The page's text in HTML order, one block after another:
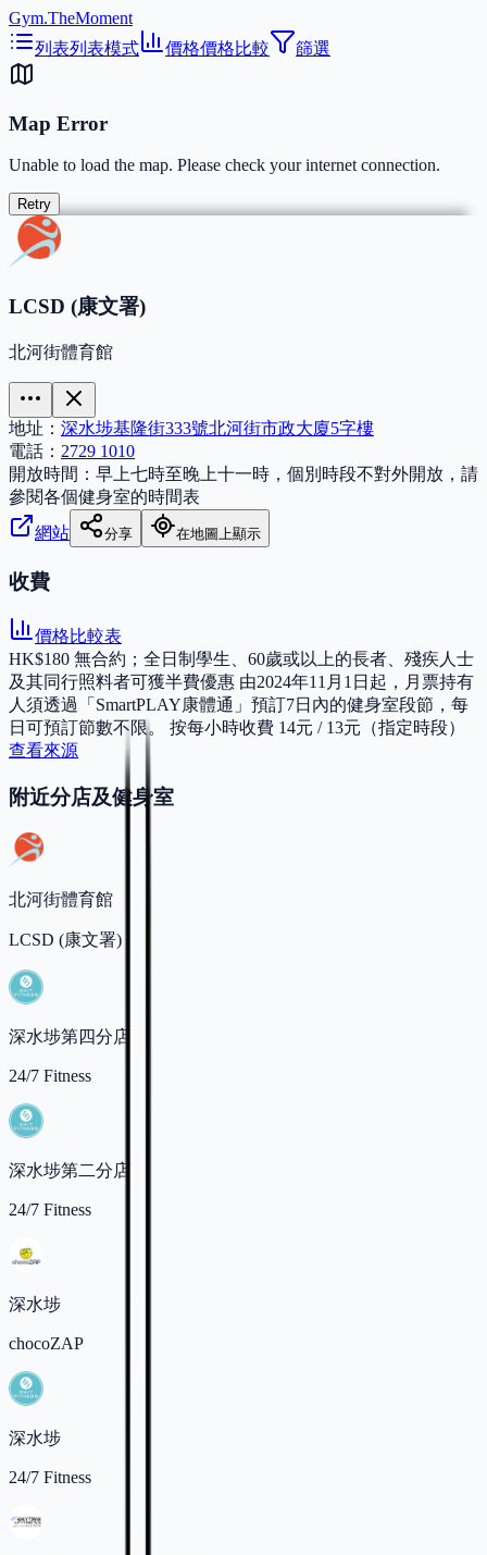
Gym.TheMoment
列表列表模式 價格價格比較 篩選
Map Error
Unable to load the map. Please check your internet connection.
Retry
LCSD (康文署)
北河街體育館
地址： 深水埗基隆街333號北河街市政大廈5字樓
電話： 2729 1010
開放時間： 早上七時至晚上十一時，個別時段不對外開放，請
參閱各個健身室的時間表
網站
分享 在地圖上顯示
收費
價格比較表
HK$180 無合約；全日制學生、60歲或以上的長者、殘疾人士
及其同行照料者可獲半費優惠 由2024年11月1日起，月票持有
人須透過「SmartPLAY康體通」預訂7日內的健身室段節，每
日可預訂節數不限。 按每小時收費 14元 / 13元（指定時段）
查看來源
附近分店及健身室
北河街體育館
LCSD (康文署)
深水埗第四分店
24/7 Fitness
深水埗第二分店
24/7 Fitness
深水埗
chocoZAP
深水埗
24/7 Fitness